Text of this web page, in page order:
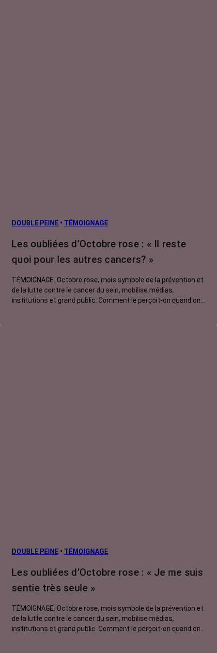
DOUBLE PEINE • TÉMOIGNAGE
Les oubliées d’Octobre rose : « Il reste
quoi pour les autres cancers? »
TÉMOIGNAGE. Octobre rose, mois symbole de la prévention et
de la lutte contre le cancer du sein, mobilise médias,
institutions et grand public. Comment le perçoit-on quand on
DOUBLE PEINE • TÉMOIGNAGE
Les oubliées d’Octobre rose : « Je me suis
sentie très seule »
TÉMOIGNAGE. Octobre rose, mois symbole de la prévention et
de la lutte contre le cancer du sein, mobilise médias,
institutions et grand public. Comment le perçoit-on quand on